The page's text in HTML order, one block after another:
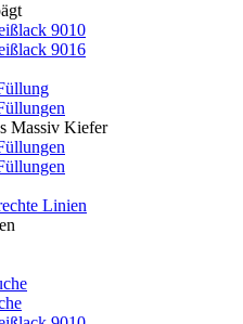
9010
9016
Massiv Kiefer
Linien